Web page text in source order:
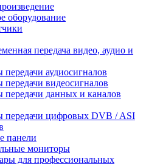
оборудование
передача видео, аудио и
аудиосигналов
видеосигналов
передачи данных и каналов
передачи цифровых DVB / ASI
панели
мониторы
для профессиональных